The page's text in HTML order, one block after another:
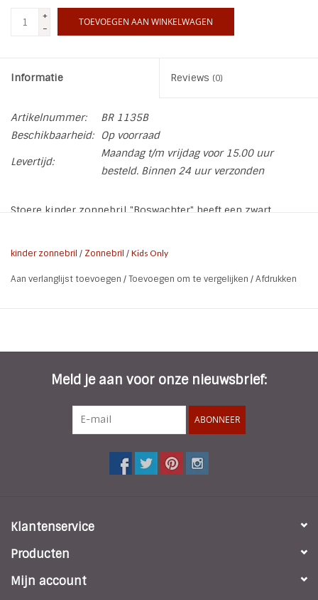
Blog
+
-
TOEVOEGEN AAN WINKELWAGEN
Informatie Reviews (0)
Artikelnummer:
BR 1135B
Beschikbaarheid:
Op voorraad
Levertijd:
Maandag t/m vrijdag voor 15.00 uur
besteld. Binnen 24 uur verzonden
Stoere kinder zonnebril "Boswachter" heeft een zwart
* Geslacht: Boys l Girls
* Lens Type: Normaal
* Kleur montuur: Zwart met lichtbruine houtlook pootjes
kinder zonnebril / Zonnebril / Kids Only
Aan verlanglijst toevoegen /Toevoegen om te vergelijken /Afdrukken
Meld je aan voor onze nieuwsbrief:
ABONNEER
Klantenservice
Producten
Mijn account